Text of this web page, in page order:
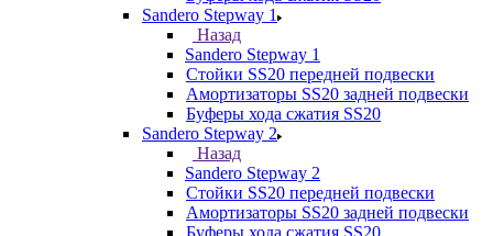
Sandero Stepway 1
Назад
Sandero Stepway 1
Стойки SS20 передней подвески
Амортизаторы SS20 задней подвески
Буферы хода сжатия SS20
Sandero Stepway 2
Назад
Sandero Stepway 2
Стойки SS20 передней подвески
Амортизаторы SS20 задней подвески
Буферы хода сжатия SS20